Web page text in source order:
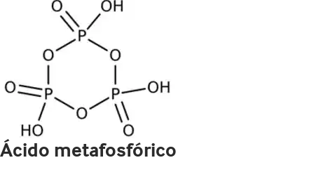
Ácido metafosfórico